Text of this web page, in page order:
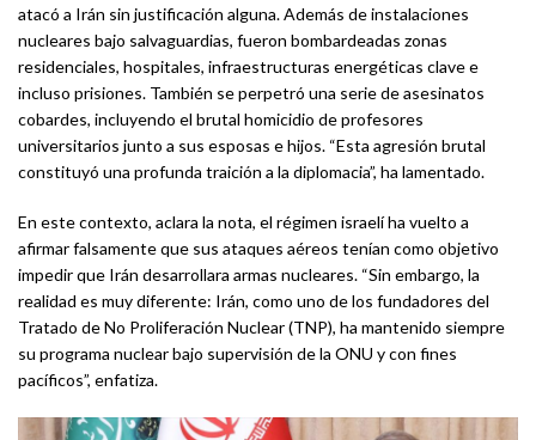
atacó a Irán sin justificación alguna. Además de instalaciones
nucleares bajo salvaguardias, fueron bombardeadas zonas
residenciales, hospitales, infraestructuras energéticas clave e
incluso prisiones. También se perpetró una serie de asesinatos
cobardes, incluyendo el brutal homicidio de profesores
universitarios junto a sus esposas e hijos. “Esta agresión brutal
constituyó una profunda traición a la diplomacia”, ha lamentado.
En este contexto, aclara la nota, el régimen israelí ha vuelto a
afirmar falsamente que sus ataques aéreos tenían como objetivo
impedir que Irán desarrollara armas nucleares. “Sin embargo, la
realidad es muy diferente: Irán, como uno de los fundadores del
Tratado de No Proliferación Nuclear (TNP), ha mantenido siempre
su programa nuclear bajo supervisión de la ONU y con fines
pacíficos”, enfatiza.